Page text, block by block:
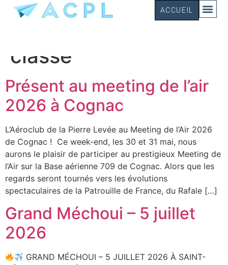
ACCUEIL
classé
Présent au meeting de l’air
2026 à Cognac
L’Aéroclub de la Pierre Levée au Meeting de l’Air 2026
de Cognac ! Ce week-end, les 30 et 31 mai, nous
aurons le plaisir de participer au prestigieux Meeting de
l’Air sur la Base aérienne 709 de Cognac. Alors que les
regards seront tournés vers les évolutions
spectaculaires de la Patrouille de France, du Rafale […]
Grand Méchoui – 5 juillet
2026
GRAND MÉCHOUI – 5 JUILLET 2026 À SAINT-